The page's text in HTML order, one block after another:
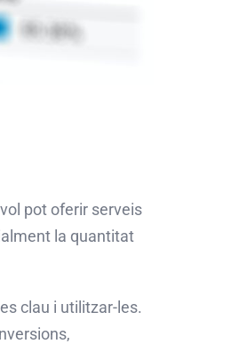
pot oferir serveis
la quantitat
clau i utilitzar-les.